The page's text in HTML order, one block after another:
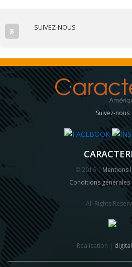
SUIVEZ-NOUS
Suivez-nous
© 2016 |Mentions
Conditions générales
All Rights
Réalisation |